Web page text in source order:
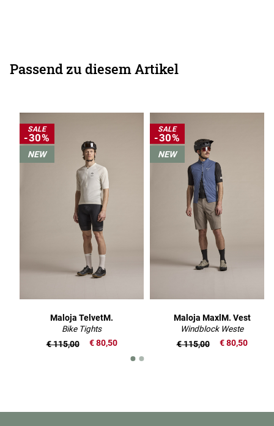
Passend zu diesem Artikel
SALE
-30%
NEW
Maloja TelvetM.
Bike Tights
€ 80,50
€ 115,00
SALE
-30%
NEW
Maloja MaxlM. Vest
Windblock Weste
€ 80,50
€ 115,00